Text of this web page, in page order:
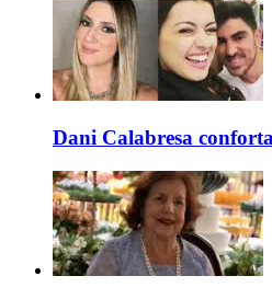
Dani Calabresa